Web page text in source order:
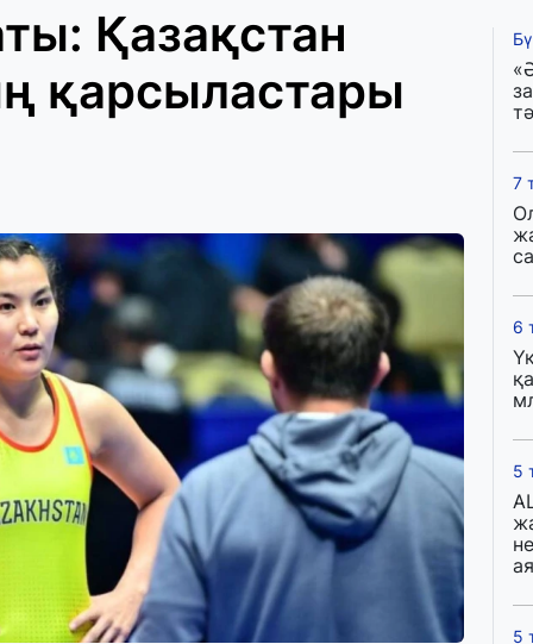
Қазақстан
қарсыластары
7
6
5
5